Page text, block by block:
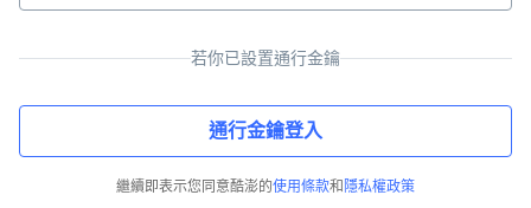
若你已設置通行金鑰
通行金鑰登入
繼續即表示您同意酷澎的使用條款和 隱私權政策